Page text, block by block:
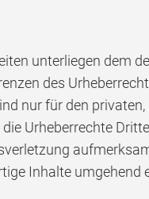
unterliegen dem
des
nur für den
Urheberrechte
Inhalte umgehend